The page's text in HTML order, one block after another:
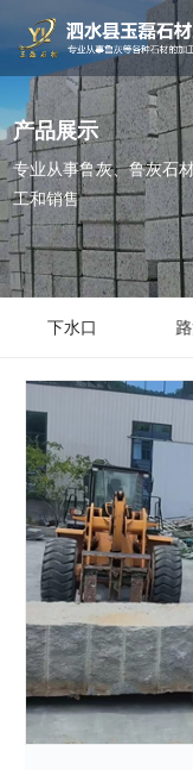
产品展示
专业从事鲁灰、鲁灰石
工和销售
下水口